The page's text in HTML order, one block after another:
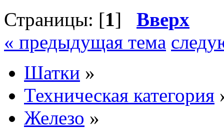
Страницы: [1] Вверх
« предыдущая тема
Шатки »
Техническая категория
Железо »